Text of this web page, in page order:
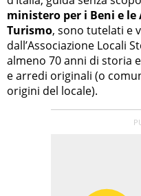
ministero per i Beni e
Turismo, sono tutelati e
dall’Associazione Locali
almeno 70 anni di storia
e arredi originali (o
origini del locale).